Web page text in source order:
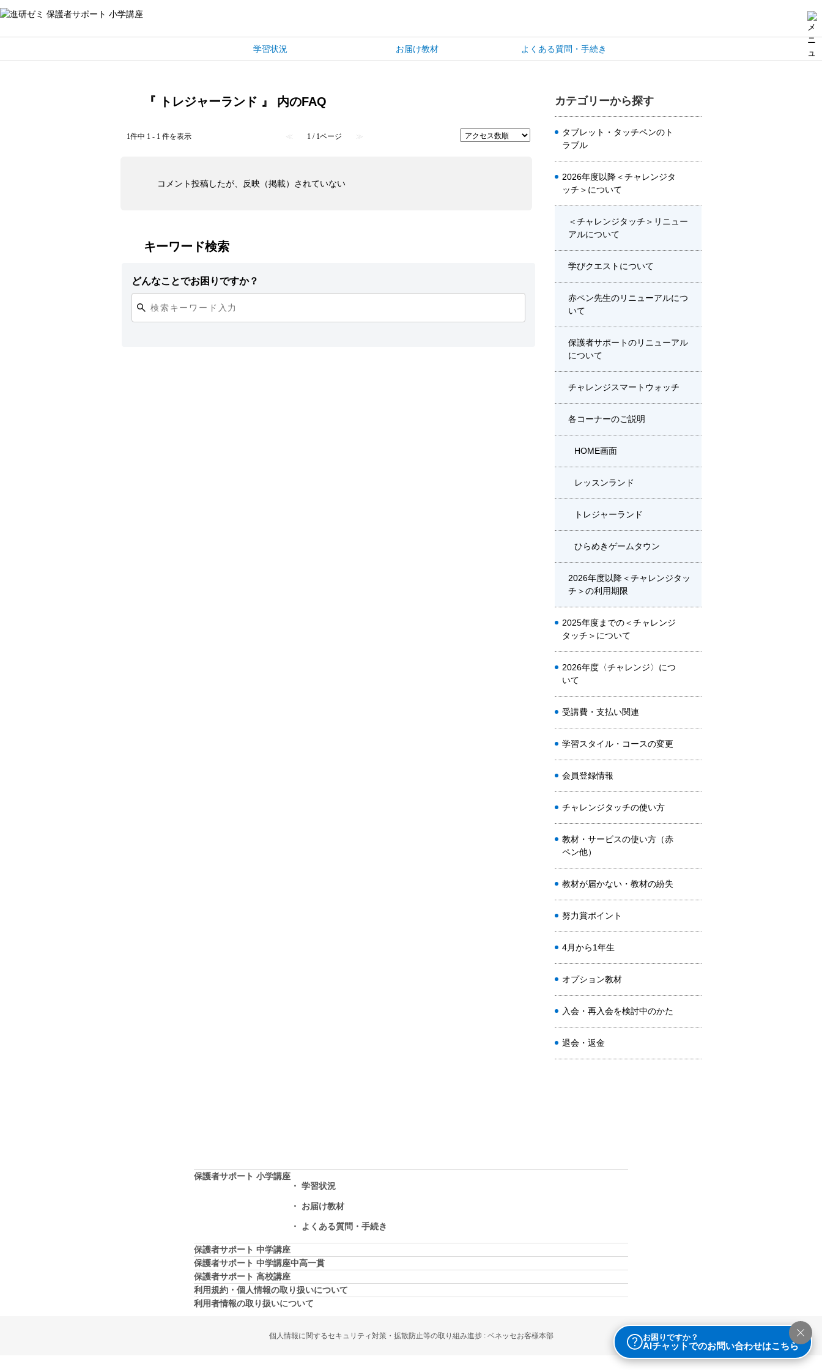
学習状況 お届け教材 よくある質問・手続き
カテゴリーから探す
タブレット・タッチペンのト
ラブル
2026年度以降＜チャレンジタ
ッチ＞について
＜チャレンジタッチ＞リニュー
アルについて
学びクエストについて
赤ペン先生のリニューアルにつ
いて
保護者サポートのリニューアル
について
チャレンジスマートウォッチ
各コーナーのご説明
HOME画面
レッスンランド
トレジャーランド
ひらめきゲームタウン
2026年度以降＜チャレンジタッ
チ＞の利用期限
2025年度までの＜チャレンジ
タッチ＞について
2026年度〈チャレンジ〉につ
いて
受講費・支払い関連
学習スタイル・コースの変更
会員登録情報
チャレンジタッチの使い方
教材・サービスの使い方（赤
ペン他）
教材が届かない・教材の紛失
努力賞ポイント
4月から1年生
オプション教材
入会・再入会を検討中のかた
退会・返金
『 トレジャーランド 』 内のFAQ
1件中 1 - 1 件を表示 ≪ 1 / 1ページ ≫
コメント投稿したが、反映（掲載）されていない
キーワード検索
どんなことでお困りですか？
お困りですか？
AIチャットでのお問い合わせはこちら
保護者サポート 小学講座
学習状況
お届け教材
よくある質問・手続き
保護者サポート 中学講座
保護者サポート 中学講座中高一貫
保護者サポート 高校講座
利用規約・個人情報の取り扱いについて
利用者情報の取り扱いについて
個人情報に関するセキュリティ対策・拡散防止等の取り組み進捗 : ベネッセお客様本部